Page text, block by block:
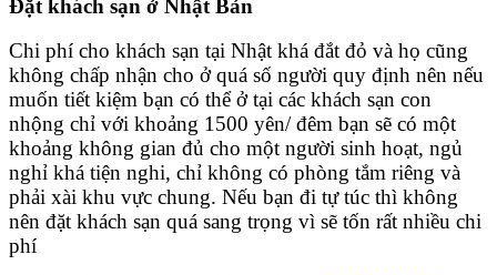
Đặt khách sạn ở Nhật Bản
Chi phí cho khách sạn tại Nhật khá đắt đỏ và họ cũng
không chấp nhận cho ở quá số người quy định nên nếu
muốn tiết kiệm bạn có thể ở tại các khách sạn con
nhộng chỉ với khoảng 1500 yên/ đêm bạn sẽ có một
khoảng không gian đủ cho một người sinh hoạt, ngủ
nghỉ khá tiện nghi, chỉ không có phòng tắm riêng và
phải xài khu vực chung. Nếu bạn đi tự túc thì không
nên đặt khách sạn quá sang trọng vì sẽ tốn rất nhiều chi
phí